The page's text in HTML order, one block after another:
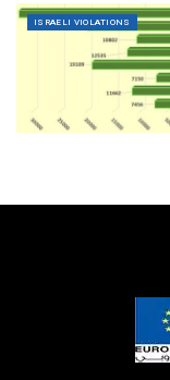
ISRAELI VIOLATIONS